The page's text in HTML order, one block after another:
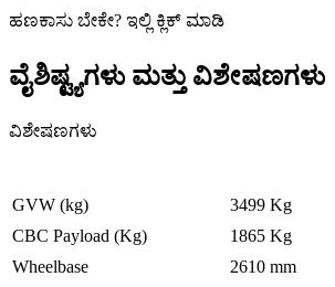
ಹಣಕಾಸು ಬೇಕೇ? ಇಲ್ಲಿ ಕ್ಲಿಕ್ ಮಾಡಿ
ವೈಶಿಷ್ಟ್ಯಗಳು ಮತ್ತು ವಿಶೇಷಣಗಳು
ವಿಶೇಷಣಗಳು
GVW (kg)
3499 Kg
CBC Payload (Kg)
1865 Kg
Wheelbase
2610 mm